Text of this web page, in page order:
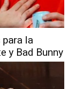
la
y Bad Bunny